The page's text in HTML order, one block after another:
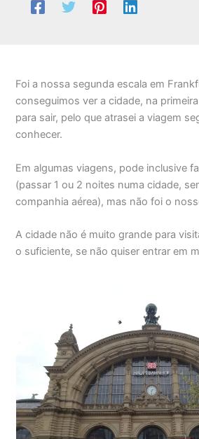
Foi a nossa segunda escala em
conseguimos ver a cidade, na
para sair, pelo que atrasei a viagem
conhecer.
Em algumas viagens, pode inclusive
(passar 1 ou 2 noites numa cidade,
companhia aérea), mas não foi o
A cidade não é muito grande para
o suficiente, se não quiser entrar em